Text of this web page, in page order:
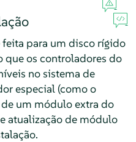
para um disco rígido
que os controladores do
no sistema de
especial (como o
um módulo extra do
atualização de módulo